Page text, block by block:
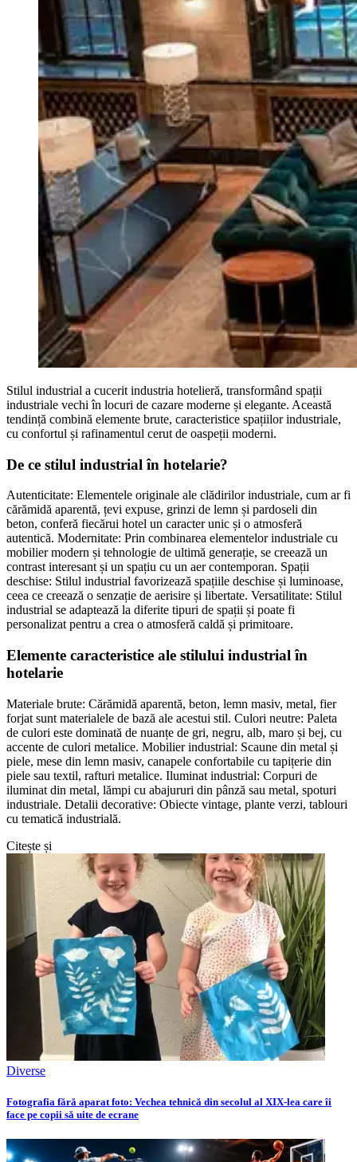
Stilul industrial a cucerit industria hotelieră, transformând spații
industriale vechi în locuri de cazare moderne și elegante. Această
tendință combină elemente brute, caracteristice spațiilor industriale,
cu confortul și rafinamentul cerut de oaspeții moderni.
De ce stilul industrial în hotelarie?
Autenticitate: Elementele originale ale clădirilor industriale, cum ar fi
cărămidă aparentă, țevi expuse, grinzi de lemn și pardoseli din
beton, conferă fiecărui hotel un caracter unic și o atmosferă
autentică. Modernitate: Prin combinarea elementelor industriale cu
mobilier modern și tehnologie de ultimă generație, se creează un
contrast interesant și un spațiu cu un aer contemporan. Spații
deschise: Stilul industrial favorizează spațiile deschise și luminoase,
ceea ce creează o senzație de aerisire și libertate. Versatilitate: Stilul
industrial se adaptează la diferite tipuri de spații și poate fi
personalizat pentru a crea o atmosferă caldă și primitoare.
Elemente caracteristice ale stilului industrial în
hotelarie
Materiale brute: Cărămidă aparentă, beton, lemn masiv, metal, fier
forjat sunt materialele de bază ale acestui stil. Culori neutre: Paleta
de culori este dominată de nuanțe de gri, negru, alb, maro și bej, cu
accente de culori metalice. Mobilier industrial: Scaune din metal și
piele, mese din lemn masiv, canapele confortabile cu tapițerie din
piele sau textil, rafturi metalice. Iluminat industrial: Corpuri de
iluminat din metal, lămpi cu abajururi din pânză sau metal, spoturi
industriale. Detalii decorative: Obiecte vintage, plante verzi, tablouri
cu tematică industrială.
Citește și
Diverse
Fotografia fără aparat foto: Vechea tehnică din secolul al XIX-lea care îi
face pe copii să uite de ecrane